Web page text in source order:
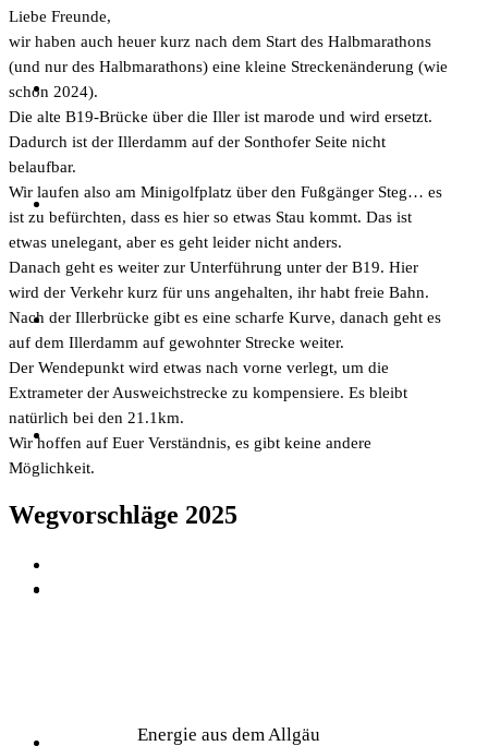
Liebe Freunde,
wir haben auch heuer kurz nach dem Start des Halbmarathons
(und nur des Halbmarathons) eine kleine Streckenänderung (wie
schon 2024).
Die alte B19-Brücke über die Iller ist marode und wird ersetzt.
Dadurch ist der Illerdamm auf der Sonthofer Seite nicht
belaufbar.
Wir laufen also am Minigolfplatz über den Fußgänger Steg… es
ist zu befürchten, dass es hier so etwas Stau kommt. Das ist
etwas unelegant, aber es geht leider nicht anders.
Danach geht es weiter zur Unterführung unter der B19. Hier
wird der Verkehr kurz für uns angehalten, ihr habt freie Bahn.
Nach der Illerbrücke gibt es eine scharfe Kurve, danach geht es
auf dem Illerdamm auf gewohnter Strecke weiter.
Der Wendepunkt wird etwas nach vorne verlegt, um die
Extrameter der Ausweichstrecke zu kompensiere. Es bleibt
natürlich bei den 21.1km.
Wir hoffen auf Euer Verständnis, es gibt keine andere
Möglichkeit.
Wegvorschläge 2025
Energie aus dem Allgäu